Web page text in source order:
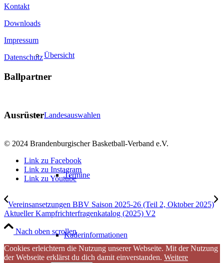
Übersicht
Landesauswahlen
Termine
Kaderinformationen
Kontakt
Downloads
Impressum
Datenschutz
Ballpartner
Ausrüster
© 2024 Brandenburgischer Basketball-Verband e.V.
Link zu Facebook
Link zu Instagram
Link zu Youtube
Vereinsansetzungen BBV Saison 2025-26 (Teil 2, Oktober 2025)
Aktueller Kampfrichterfragenkatalog (2025) V2
Nach oben scrollen
Cookies erleichtern die Nutzung unserer Webseite. Mit der Nutzung
der Webseite erklärst du dich damit einverstanden. Weitere